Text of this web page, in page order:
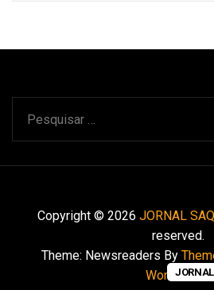
por:
Copyright © 2026 JORNAL
reserved.
Theme: Newsreaders By
WordPress.